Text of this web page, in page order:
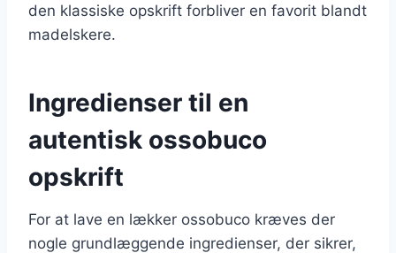
den klassiske opskrift forbliver en favorit blandt
madelskere.
Ingredienser til en
autentisk ossobuco
opskrift
For at lave en lækker ossobuco kræves der
nogle grundlæggende ingredienser, der sikrer,